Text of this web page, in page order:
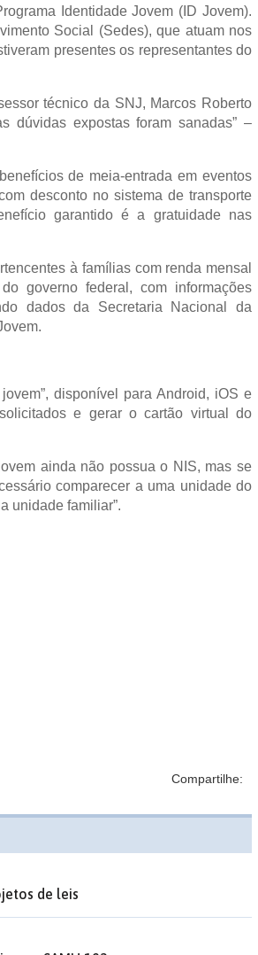
Identidade Jovem (ID Jovem).
Social (Sedes), que atuam nos
presentes os representantes do
técnico da SNJ, Marcos Roberto
dúvidas expostas foram sanadas” –
de meia-entrada em eventos
desconto no sistema de transporte
garantido é a gratuidade nas
à famílias com renda mensal
governo federal, com informações
dados da Secretaria Nacional da
disponível para Android, iOS e
e gerar o cartão virtual do
ainda não possua o NIS, mas se
comparecer a uma unidade do
unidade familiar”.
Compartilhe:
de leis